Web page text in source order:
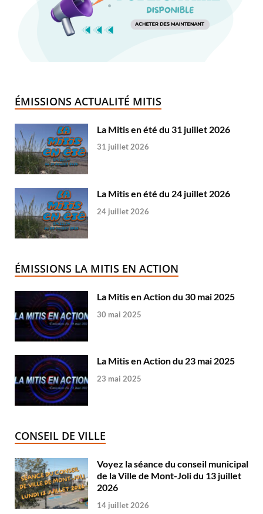
ÉMISSIONS ACTUALITÉ MITIS
La Mitis en été du 31 juillet 2026
31 juillet 2026
La Mitis en été du 24 juillet 2026
24 juillet 2026
ÉMISSIONS LA MITIS EN ACTION
La Mitis en Action du 30 mai 2025
30 mai 2025
La Mitis en Action du 23 mai 2025
23 mai 2025
CONSEIL DE VILLE
Voyez la séance du conseil municipal
de la Ville de Mont-Joli du 13 juillet
2026
14 juillet 2026